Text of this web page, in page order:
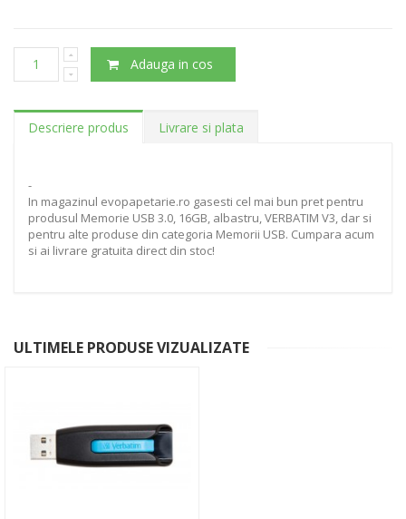
Adauga in cos
Descriere produs Livrare si plata
-
In magazinul evopapetarie.ro gasesti cel mai bun pret pentru
produsul Memorie USB 3.0, 16GB, albastru, VERBATIM V3, dar si
pentru alte produse din categoria Memorii USB. Cumpara acum
si ai livrare gratuita direct din stoc!
ULTIMELE PRODUSE VIZUALIZATE